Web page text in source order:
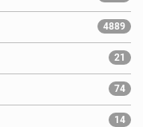
4889
21
74
14